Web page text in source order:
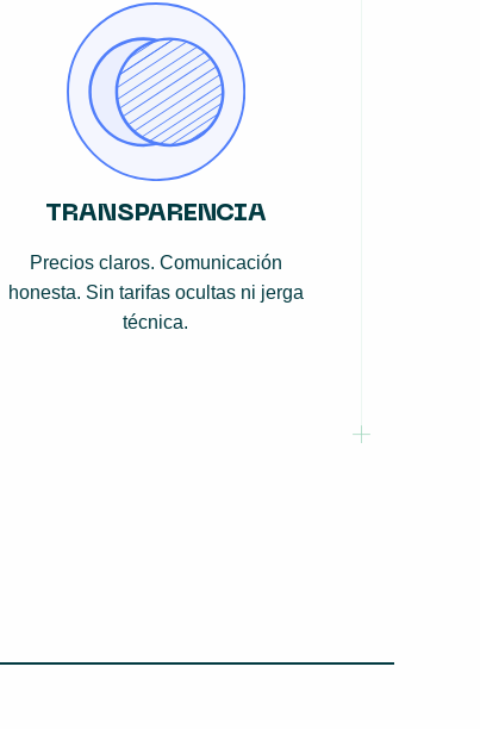
TRANSPARENCIA
Precios claros. Comunicación
honesta. Sin tarifas ocultas ni jerga
técnica.